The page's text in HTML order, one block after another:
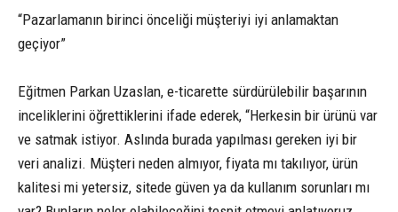
“Pazarlamanın birinci önceliği müşteriyi iyi anlamaktan
geçiyor”
Eğitmen Parkan Uzaslan, e-ticarette sürdürülebilir başarının
inceliklerini öğrettiklerini ifade ederek, “Herkesin bir ürünü var
ve satmak istiyor. Aslında burada yapılması gereken iyi bir
veri analizi. Müşteri neden almıyor, fiyata mı takılıyor, ürün
kalitesi mi yetersiz, sitede güven ya da kullanım sorunları mı